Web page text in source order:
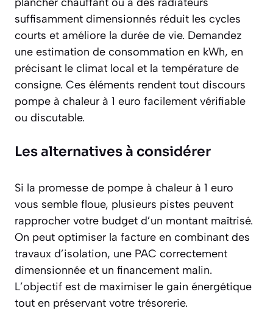
plancher chauffant ou à des radiateurs
suffisamment dimensionnés réduit les cycles
courts et améliore la durée de vie. Demandez
une estimation de consommation en kWh, en
précisant le climat local et la température de
consigne. Ces éléments rendent tout discours
pompe à chaleur à 1 euro facilement vérifiable
ou discutable.
Les alternatives à considérer
Si la promesse de pompe à chaleur à 1 euro
vous semble floue, plusieurs pistes peuvent
rapprocher votre budget d’un montant maîtrisé.
On peut optimiser la facture en combinant des
travaux d’isolation, une PAC correctement
dimensionnée et un financement malin.
L’objectif est de maximiser le gain énergétique
tout en préservant votre trésorerie.